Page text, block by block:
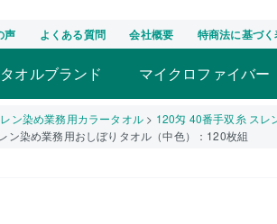
声 よくある質問 会社概要 特商法に基づく
オルブランド マイクロファイバー
ン染め業務用カラータオル
120匁 40番手双糸 スレ
ン染め業務用おしぼりタオル（中色）：120枚組